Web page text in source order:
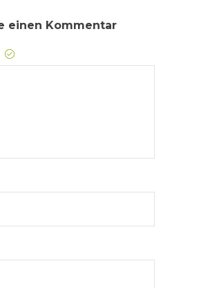
einen Kommentar